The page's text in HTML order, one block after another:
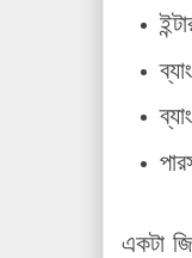
একটা